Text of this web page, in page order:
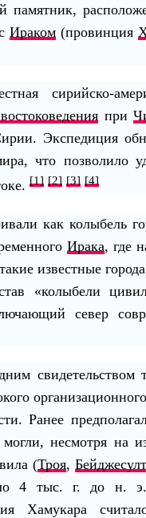
памятник,
Ираком (провинция
сирийско-
при
Экспедиция
что позволило
[1] [2] [3] [4]
как колыбель
Ирака, где
известные
«колыбели
север
свидетельством
Ранее
несмотря на
(Троя,
4 тыс. г. до н.
Хамукара